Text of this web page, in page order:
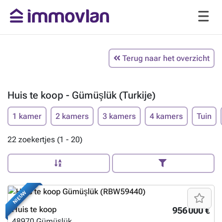
Terug naar het overzicht
Huis te koop - Gümüşlük (Turkije)
1 kamer 2 kamers 3 kamers 4 kamers Tuin
22 zoekertjes (1 - 20)
NIEUW
956 000 €
Huis te koop